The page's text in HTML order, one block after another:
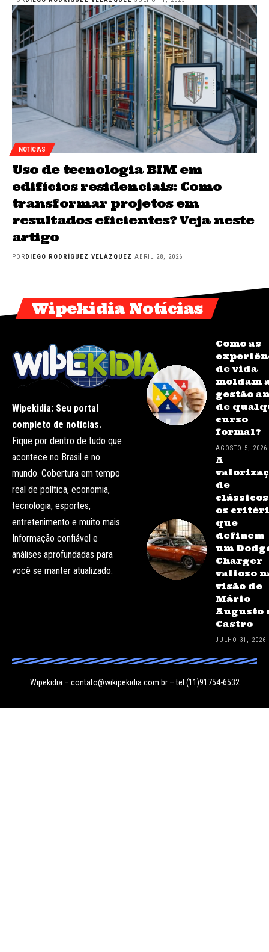
NOTÍCIAS
Uso de tecnologia BIM em
edifícios residenciais: Como
transformar projetos em
resultados eficientes? Veja neste
artigo
PORDIEGO RODRÍGUEZ VELÁZQUEZ ABRIL 28, 2026
Wipekidia Notícias
Wipekidia: Seu portal
completo de notícias.
Fique por dentro de tudo que
acontece no Brasil e no
mundo. Cobertura em tempo
real de política, economia,
tecnologia, esportes,
entretenimento e muito mais.
Informação confiável e
análises aprofundadas para
você se manter atualizado.
Como as
de vida
moldam
gestão
de
curso
formal?
AGOSTO 5, 2026
A
de
clássicos
os
que
definem
um
Charger
valioso
visão de
Mário
Augusto
Castro
JULHO 31, 2026
Wipekidia – contato@wikipekidia.com.br– tel.(11)91754-6532